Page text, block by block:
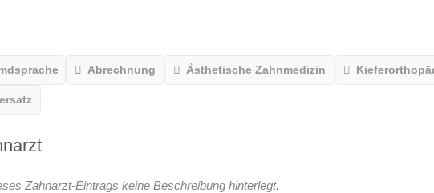
Abrechnung Ästhetische Zahnmedizin
Zahnarzt-Eintrags keine Beschreibung hinterlegt.